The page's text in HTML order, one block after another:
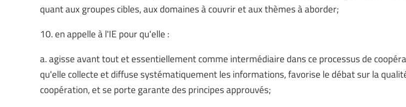
quant aux groupes cibles, aux domaines à couvrir et aux thèmes à aborder;
10. en appelle à l'IE pour qu'elle :
a. agisse avant tout et essentiellement comme intermédiaire dans ce processus de
qu'elle collecte et diffuse systématiquement les informations, favorise le débat sur la
coopération, et se porte garante des principes approuvés;